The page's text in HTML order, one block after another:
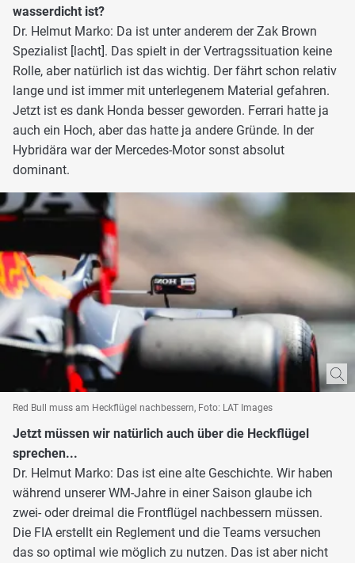
wasserdicht ist?
Dr. Helmut Marko: Da ist unter anderem der Zak Brown
Spezialist [lacht]. Das spielt in der Vertragssituation keine
Rolle, aber natürlich ist das wichtig. Der fährt schon relativ
lange und ist immer mit unterlegenem Material gefahren.
Jetzt ist es dank Honda besser geworden. Ferrari hatte ja
auch ein Hoch, aber das hatte ja andere Gründe. In der
Hybridära war der Mercedes-Motor sonst absolut
dominant.
Red Bull muss am Heckflügel nachbessern, Foto: LAT Images
Jetzt müssen wir natürlich auch über die Heckflügel
sprechen...
Dr. Helmut Marko: Das ist eine alte Geschichte. Wir haben
während unserer WM-Jahre in einer Saison glaube ich
zwei- oder dreimal die Frontflügel nachbessern müssen.
Die FIA erstellt ein Reglement und die Teams versuchen
das so optimal wie möglich zu nutzen. Das ist aber nicht